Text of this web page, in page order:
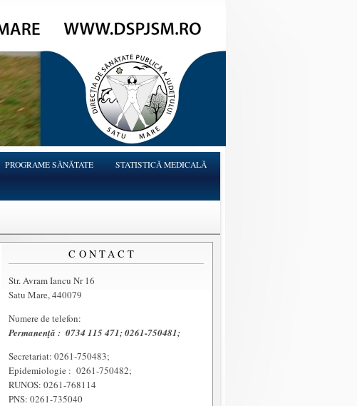
PROGRAME SĂNĂTATE STATISTICĂ MEDICALĂ
CONTACT
Str. Avram Iancu Nr 16
Satu Mare, 440079
Numere de telefon:
Permanenţă : 0734 115 471; 0261-750481;
Secretariat: 0261-750483;
Epidemiologie : 0261-750482;
RUNOS: 0261-768114
PNS: 0261-735040